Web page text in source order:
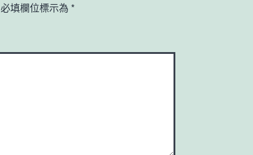
必填欄位標示為 *